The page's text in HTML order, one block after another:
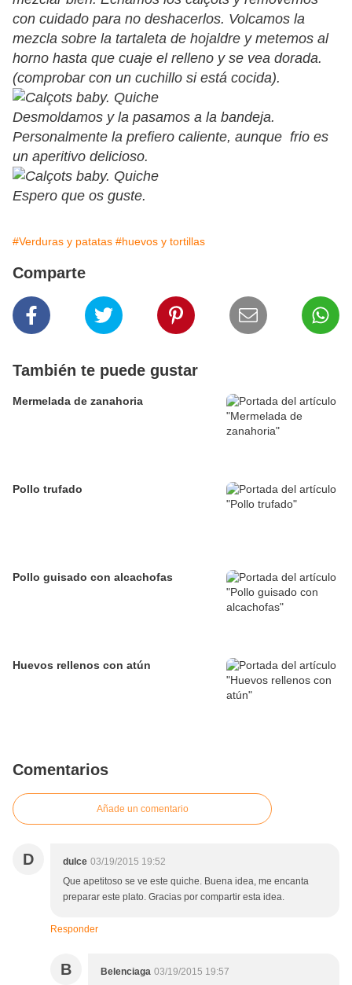
con cuidado para no deshacerlos. Volcamos la
mezcla sobre la tartaleta de hojaldre y metemos al
horno hasta que cuaje el relleno y se vea dorada.
(comprobar con un cuchillo si está cocida).
Desmoldamos y la pasamos a la bandeja.
Personalmente la prefiero caliente, aunque frio es
un aperitivo delicioso.
Espero que os guste.
#Verduras y patatas #huevos y tortillas
Comparte
También te puede gustar
Mermelada de zanahoria
Pollo trufado
Pollo guisado con alcachofas
Huevos rellenos con atún
Comentarios
Añade un comentario
D dulce 03/19/2015 19:52
Que apetitoso se ve este quiche. Buena idea, me encanta
preparar este plato. Gracias por compartir esta idea.
Responder
B Belenciaga 03/19/2015 19:57